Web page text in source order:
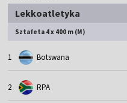
Lekkoatletyka
Sztafeta 4 x 400 m (M)
1 Botswana
2 RPA